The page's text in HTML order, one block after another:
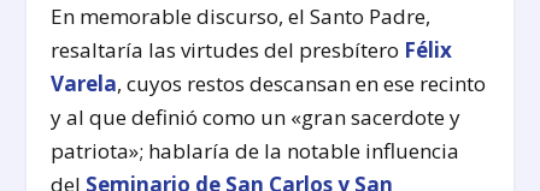
En memorable discurso, el Santo Padre,
resaltaría las virtudes del presbítero Félix
Varela, cuyos restos descansan en ese recinto
y al que definió como un «gran sacerdote y
patriota»; hablaría de la notable influencia
del Seminario de San Carlos y San